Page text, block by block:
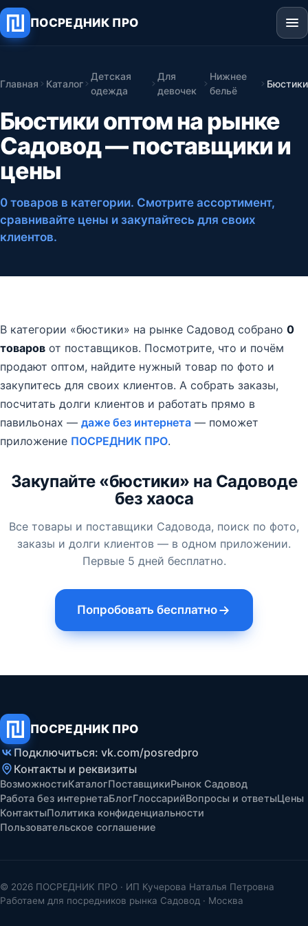
ПОСРЕДНИК ПРО
Главная Каталог
Детская
одежда
Для
девочек
Нижнее
бельё
Бюстики
Бюстики оптом на рынке
Садовод — поставщики и
цены
0 товаров в категории. Смотрите ассортимент,
сравнивайте цены и закупайтесь для своих
клиентов.
В категории «бюстики» на рынке Садовод собрано 0
товаров от поставщиков. Посмотрите, что и почём
продают оптом, найдите нужный товар по фото и
закупитесь для своих клиентов. А собрать заказы,
посчитать долги клиентов и работать прямо в
павильонах — даже без интернета — поможет
приложение ПОСРЕДНИК ПРО.
Закупайте «бюстики» на Садоводе
без хаоса
Все товары и поставщики Садовода, поиск по фото,
заказы и долги клиентов — в одном приложении.
Первые 5 дней бесплатно.
Попробовать бесплатно
ПОСРЕДНИК ПРО
Подключиться: vk.com/posredpro
Контакты и реквизиты
ВозможностиКаталогПоставщикиРынок Садовод
Работа без интернетаБлогГлоссарийВопросы и ответыЦены
КонтактыПолитика конфиденциальности
Пользовательское соглашение
© 2026 ПОСРЕДНИК ПРО · ИП Кучерова Наталья Петровна
Работаем для посредников рынка Садовод · Москва